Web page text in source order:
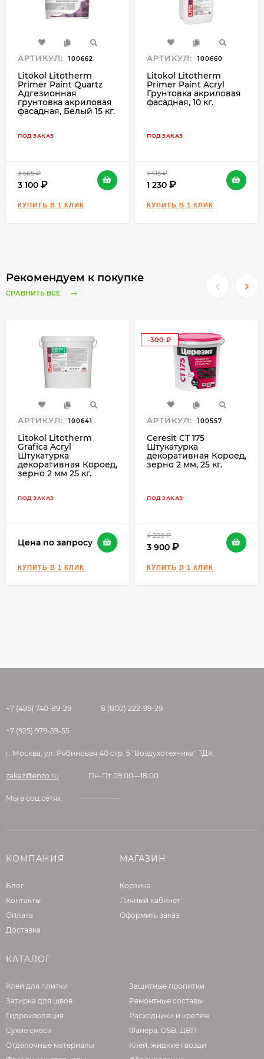
водозатворение, способ и интервал времени,
применяемый инструмент (не должен
содержать тёмных металлов и химических
компонентов).
Заявленный цвет достигается только после
полного высыхания раствора.
АРТИКУЛ: 100662
Litokol Litotherm
Primer Paint Quartz
Адгезионная
грунтовка акриловая
фасадная, Белый 15 кг.
ПОД ЗАКАЗ
3 565
3 100
АРТИКУЛ: 100660
Litokol Litotherm
Primer Paint Acryl
Грунтовка акриловая
фасадная, 10 кг.
ПОД ЗАКАЗ
1 415
1 230
Рекомендуем к покупке
СРАВНИТЬ ВСЕ
АРТИКУЛ: 100641
Litokol Litotherm
Grafica Acryl
Штукатурка
декоративная Короед,
зерно 2 мм 25 кг.
ПОД ЗАКАЗ
Цена по запросу
-300
АРТИКУЛ: 100557
Ceresit СТ 175
Штукатурка
декоративная Короед,
зерно 2 мм, 25 кг.
ПОД ЗАКАЗ
4 200
3 900
+7 (495) 740-89-29 8 (800) 222-99-29
+7 (925) 979-59-55
г. Москва, ул. Рябиновая 40 стр. 5 "Воздухотехника" ТДК
zakaz@enzo.ru Пн-Пт 09:00—18:00
Мы в соц.сетях
КОМПАНИЯ
Блог
Контакты
Оплата
Доставка
МАГАЗИН
Корзина
Личный кабинет
Оформить заказ
КАТАЛОГ
Клей для плитки
Затирка для швов
Гидроизоляция
Сухие смеси
Отделочные материалы
Защитные пропитки
Ремонтные составы
Расходники и крепеж
Фанера, OSB, ДВП
Клей, жидкие гвозди